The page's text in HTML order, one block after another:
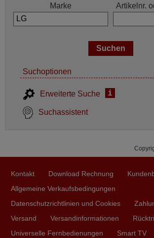
Marke Artikelnr.
Suchoptionen
Erweiterte Suche i
Suchassistent
Kontakt Download Rechnung
Allgemeine Verkaufsbedingungen
Datenschutzrichtlinien und Cookies
Versand
Versandinformationen
Universelle Fernbedienungen
Smart TV